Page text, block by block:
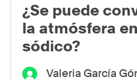
¿Se puede
la atmósfera
sódico?
Valeria García